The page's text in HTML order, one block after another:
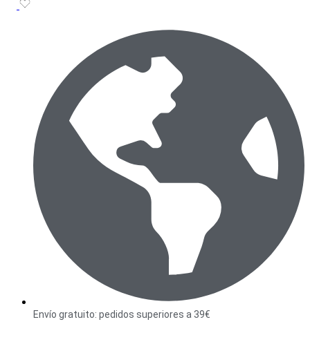
Envío gratuito: pedidos superiores a 39€